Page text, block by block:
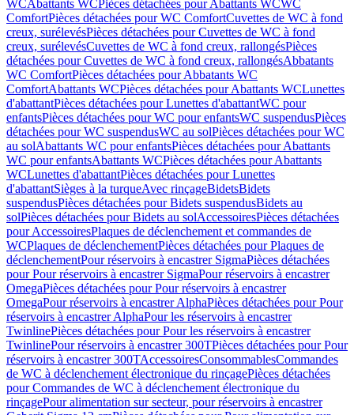
WCAbattants WCPièces détachées pour Abattants WCWC
ComfortPièces détachées pour WC ComfortCuvettes de WC à fond
creux, surélevésPièces détachées pour Cuvettes de WC à fond
creux, surélevésCuvettes de WC à fond creux, rallongésPièces
détachées pour Cuvettes de WC à fond creux, rallongésAbbatants
WC ComfortPièces détachées pour Abbatants WC
ComfortAbattants WCPièces détachées pour Abattants WCLunettes
d'abattantPièces détachées pour Lunettes d'abattantWC pour
enfantsPièces détachées pour WC pour enfantsWC suspendusPièces
détachées pour WC suspendusWC au solPièces détachées pour WC
au solAbattants WC pour enfantsPièces détachées pour Abattants
WC pour enfantsAbattants WCPièces détachées pour Abattants
WCLunettes d'abattantPièces détachées pour Lunettes
d'abattantSièges à la turqueAvec rinçageBidetsBidets
suspendusPièces détachées pour Bidets suspendusBidets au
solPièces détachées pour Bidets au solAccessoiresPièces détachées
pour AccessoiresPlaques de déclenchement et commandes de
WCPlaques de déclenchementPièces détachées pour Plaques de
déclenchementPour réservoirs à encastrer SigmaPièces détachées
pour Pour réservoirs à encastrer SigmaPour réservoirs à encastrer
OmegaPièces détachées pour Pour réservoirs à encastrer
OmegaPour réservoirs à encastrer AlphaPièces détachées pour Pour
réservoirs à encastrer AlphaPour les réservoirs à encastrer
TwinlinePièces détachées pour Pour les réservoirs à encastrer
TwinlinePour réservoirs à encastrer 300TPièces détachées pour Pour
réservoirs à encastrer 300TAccessoiresConsommablesCommandes
de WC à déclenchement électronique du rinçagePièces détachées
pour Commandes de WC à déclenchement électronique du
rinçagePour alimentation sur secteur, pour réservoirs à encastrer